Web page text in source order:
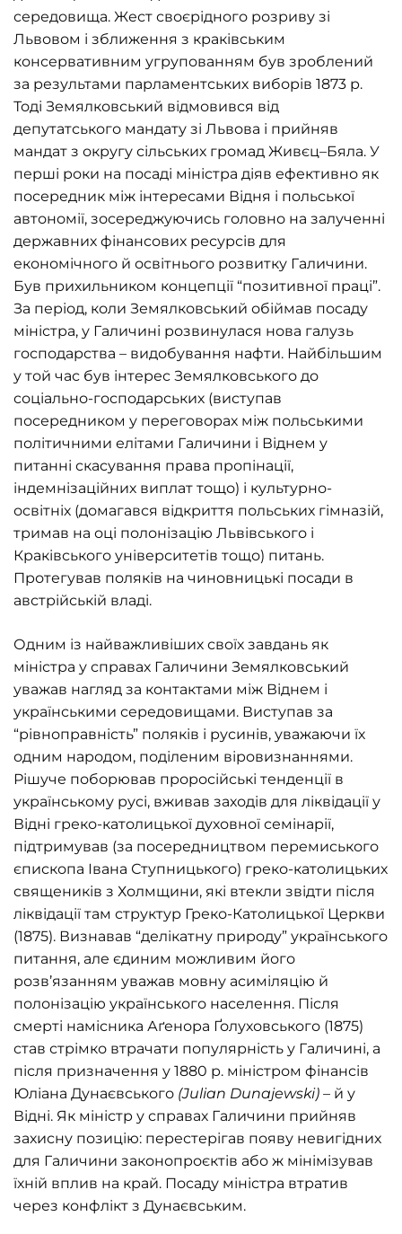
середовища. Жест своєрідного розриву зі
Львовом і зближення з краківським
консервативним угрупованням був зроблений
за результами парламентських виборів 1873 р.
Тоді Земялковський відмовився від
депутатського мандату зі Львова і прийняв
мандат з округу сільських громад Живєц–Бяла. У
перші роки на посаді міністра діяв ефективно як
посередник між інтересами Відня і польської
автономії, зосереджуючись головно на залученні
державних фінансових ресурсів для
економічного й освітнього розвитку Галичини.
Був прихильником концепції “позитивної праці”.
За період, коли Земялковський обіймав посаду
міністра, у Галичині розвинулася нова галузь
господарства – видобування нафти. Найбільшим
у той час був інтерес Земялковського до
соціально-господарських (виступав
посередником у переговорах між польськими
політичними елітами Галичини і Віднем у
питанні скасування права пропінації,
індемнізаційних виплат тощо) і культурно-
освітніх (домагався відкриття польських гімназій,
тримав на оці полонізацію Львівського і
Краківського університетів тощо) питань.
Протегував поляків на чиновницькі посади в
австрійській владі.
Одним із найважливіших своїх завдань як
міністра у справах Галичини Земялковський
уважав нагляд за контактами між Віднем і
українськими середовищами. Виступав за
“рівноправність” поляків і русинів, уважаючи їх
одним народом, поділеним віровизнаннями.
Рішуче поборював проросійські тенденції в
українському русі, вживав заходів для ліквідації у
Відні греко-католицької духовної семінарії,
підтримував (за посередництвом перемиського
єпископа Івана Ступницького) греко-католицьких
священиків з Холмщини, які втекли звідти після
ліквідації там структур Греко-Католицької Церкви
(1875). Визнавав “делікатну природу” українського
питання, але єдиним можливим його
розв’язанням уважав мовну асиміляцію й
полонізацію українського населення. Після
смерті намісника Аґенора Ґолуховського (1875)
став стрімко втрачати популярність у Галичині, а
після призначення у 1880 р. міністром фінансів
Юліана Дунаєвського (Julian Dunajewski) – й у
Відні. Як міністр у справах Галичини прийняв
захисну позицію: перестерігав появу невигідних
для Галичини законопроєктів або ж мінімізував
їхній вплив на край. Посаду міністра втратив
через конфлікт з Дунаєвським.